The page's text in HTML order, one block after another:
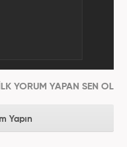
İLK YORUM YAPAN SEN OL
Yapın